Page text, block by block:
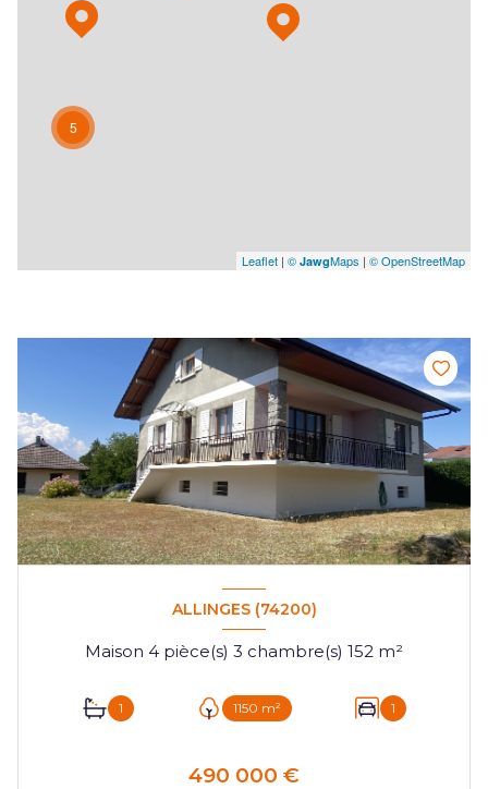
5
Leaflet | © JawgMaps | © OpenStreetMap
ALLINGES (74200)
Maison 4 pièce(s) 3 chambre(s) 152 m²
1 1150 m² 1
490 000 €